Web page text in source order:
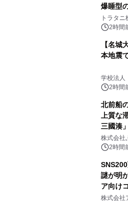
爆睡型
説
トラタニ
2時間
【名城
本地震
学校法
2時間
北前船
上質な
三國湊
株式会社
2時間
謎が明
ア向け
誕生
株式会社